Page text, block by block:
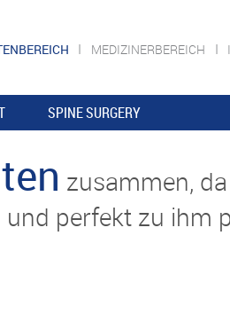
MEDIZINERBEREICH
SPINE SURGERY
zusammen,
perfekt zu ihm